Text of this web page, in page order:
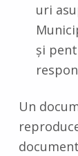
uri
și
Un